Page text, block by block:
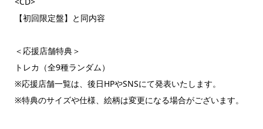
【初回限定盤】と同内容
＜応援店舗特典＞
トレカ（全9種ランダム）
※応援店舗一覧は、後日HPやSNSにて発表いたします。
※特典のサイズや仕様、絵柄は変更になる場合がございます。